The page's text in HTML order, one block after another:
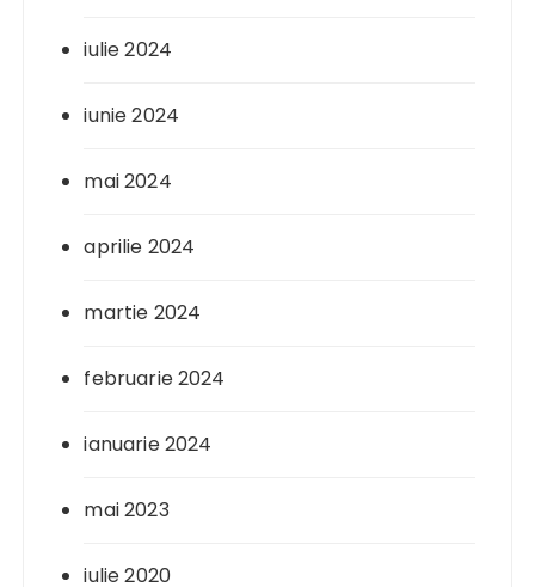
iulie 2024
iunie 2024
mai 2024
aprilie 2024
martie 2024
februarie 2024
ianuarie 2024
mai 2023
iulie 2020